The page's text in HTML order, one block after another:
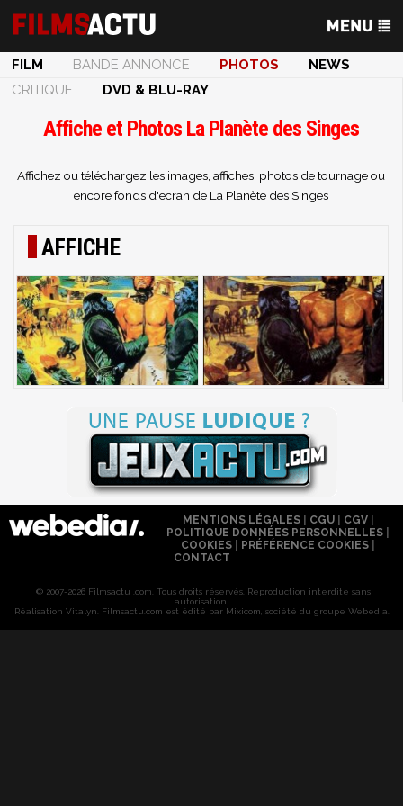
FILM BANDE ANNONCE PHOTOS
NEWS
CRITIQUE
DVD & BLU-RAY
Affiche et Photos La Planète des Singes
Affichez ou téléchargez les images, affiches, photos de tournage ou
encore fonds d'ecran de La Planète des Singes
AFFICHE
MENTIONS LÉGALES| CGU| CGV|
POLITIQUE DONNÉES PERSONNELLES
COOKIES
PRÉFÉRENCE COOKIES
CONTACT
© 2007-2026 Filmsactu .com. Tous droits réservés. Reproduction interdite sans
autorisation.
Réalisation Vitalyn . Filmsactu .com est édité par Mixicom, société du groupe Webedia.